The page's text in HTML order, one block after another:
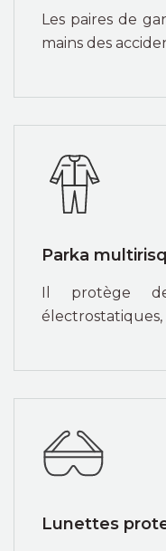
Les paires de
mains des
Parka
Il protège
électrostatiques,
Lunettes